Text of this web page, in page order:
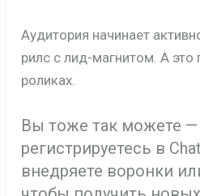
Аудитория начинает
рилс с лид-магнитом. А
роликах.
Вы тоже так можете —
регистрируетесь в
внедряете воронки